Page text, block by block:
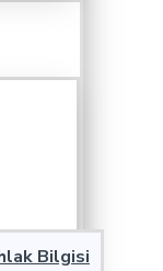
Bilgisi